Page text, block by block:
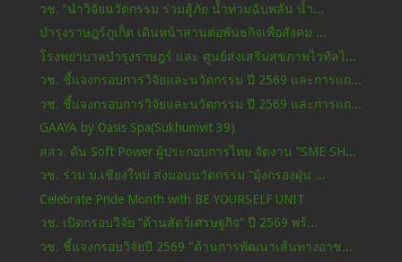
วช. “นำวิจัยนวัตกรรม ร่วมสู้ภัย น้ำท่วมฉับพลัน น้ำ...
บำรุงราษฎร์ภูเก็ต เดินหน้าสานต่อพันธกิจเพื่อสังคม ...
โรงพยาบาลบำรุงราษฎร์ และ ศูนย์ส่งเสริมสุขภาพไวทัลไ...
วช. ชี้แจงกรอบการวิจัยและนวัตกรรม ปี 2569 และการแถ...
วช. ชี้แจงกรอบการวิจัยและนวัตกรรม ปี 2569 และการแถ...
GAAYA by Oasis Spa(Sukhumvit 39)
สสว. ดัน Soft Power ผู้ประกอบการไทย จัดงาน “SME SH...
วช. ร่วม ม.เชียงใหม่ ส่งมอบนวัตกรรม “มุ้งกรองฝุ่น ...
Celebrate Pride Month with BE YOURSELF UNIT
วช. เปิดกรอบวิจัย “ด้านสัตว์เศรษฐกิจ” ปี 2569 พร้...
วช. ชี้แจงกรอบวิจัยปี 2569 "ด้านการพัฒนาเส้นทางอาช...